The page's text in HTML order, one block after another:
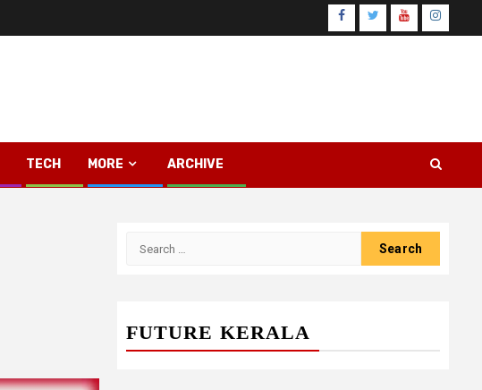
Facebook
TwitterYoutube
TECH MORE ARCHIVE
FUTURE KERALA